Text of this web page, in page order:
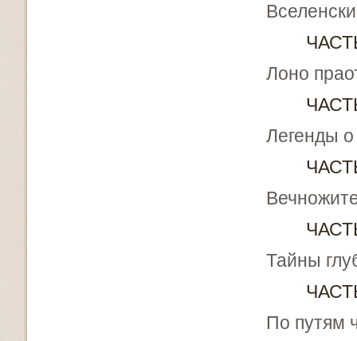
Лоно
Легенды
Тайны
По путям